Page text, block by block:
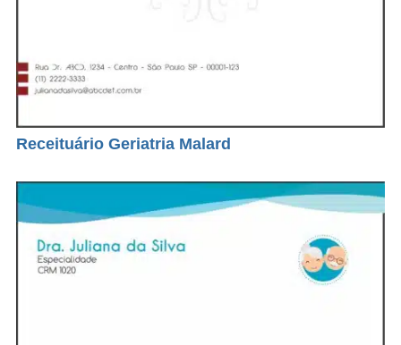
Receituário Geriatria Malard